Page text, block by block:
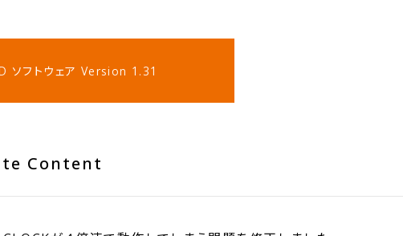
ソフトウェア Version 1.31
Content